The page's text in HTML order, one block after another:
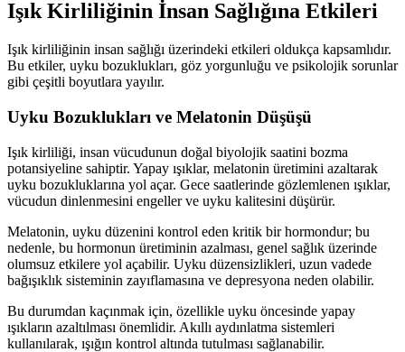
Işık Kirliliğinin İnsan Sağlığına Etkileri
Işık kirliliğinin insan sağlığı üzerindeki etkileri oldukça kapsamlıdır.
Bu etkiler, uyku bozuklukları, göz yorgunluğu ve psikolojik sorunlar
gibi çeşitli boyutlara yayılır.
Uyku Bozuklukları ve Melatonin Düşüşü
Işık kirliliği, insan vücudunun doğal biyolojik saatini bozma
potansiyeline sahiptir. Yapay ışıklar, melatonin üretimini azaltarak
uyku bozukluklarına yol açar. Gece saatlerinde gözlemlenen ışıklar,
vücudun dinlenmesini engeller ve uyku kalitesini düşürür.
Melatonin, uyku düzenini kontrol eden kritik bir hormondur; bu
nedenle, bu hormonun üretiminin azalması, genel sağlık üzerinde
olumsuz etkilere yol açabilir. Uyku düzensizlikleri, uzun vadede
bağışıklık sisteminin zayıflamasına ve depresyona neden olabilir.
Bu durumdan kaçınmak için, özellikle uyku öncesinde yapay
ışıkların azaltılması önemlidir. Akıllı aydınlatma sistemleri
kullanılarak, ışığın kontrol altında tutulması sağlanabilir.